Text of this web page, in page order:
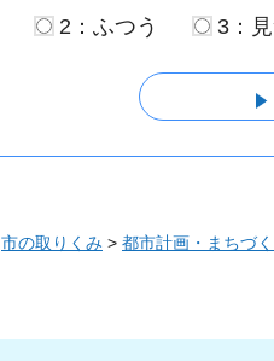
2：ふつう 3：
市の取りくみ > 都市計画・まちづく